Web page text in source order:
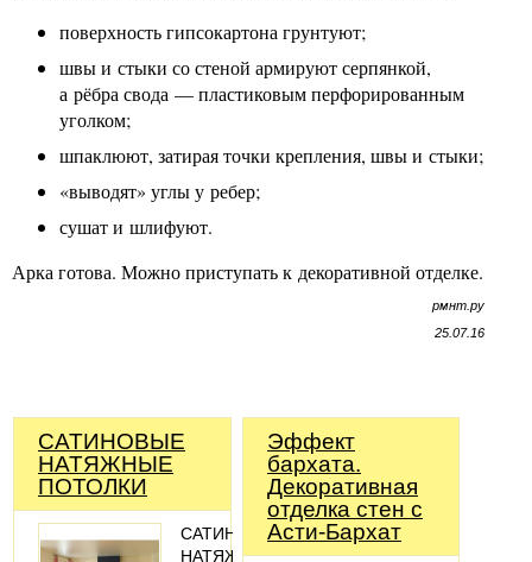
поверхность гипсокартона грунтуют;
швы и стыки со стеной армируют серпянкой,
а рёбра свода — пластиковым перфорированным
уголком;
шпаклюют, затирая точки крепления, швы и стыки;
«выводят» углы у ребер;
сушат и шлифуют.
Арка готова. Можно приступать к декоративной отделке.
рмнт.ру
25.07.16
САТИНОВЫЕ
НАТЯЖНЫЕ
ПОТОЛКИ
САТИНОВЫЕ
НАТЯЖНЫЕ
Эффект
бархата.
Декоративная
отделка стен с
Асти-Бархат